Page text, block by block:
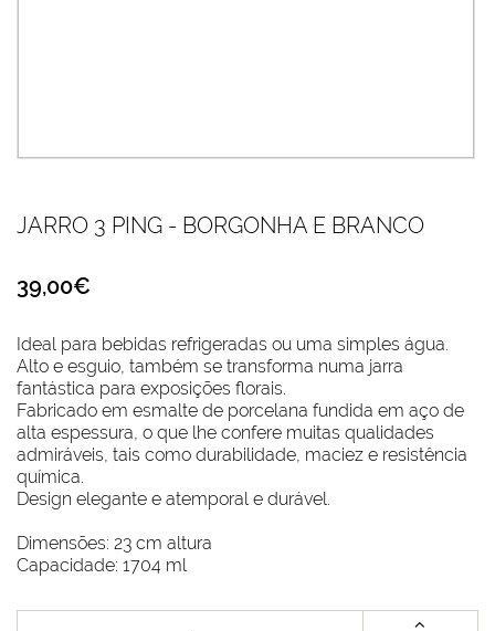
JARRO 3 PING - BORGONHA E BRANCO
39,00€
Ideal para bebidas refrigeradas ou uma simples água.
Alto e esguio, também se transforma numa jarra
fantástica para exposições florais.
Fabricado em esmalte de porcelana fundida em aço de
alta espessura, o que lhe confere muitas qualidades
admiráveis, tais como durabilidade, maciez e resistência
química.
Design elegante e atemporal e durável.
Dimensões: 23 cm altura
Capacidade: 1704 ml